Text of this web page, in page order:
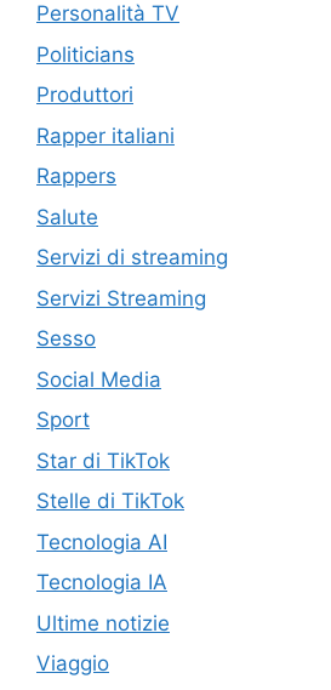
Personalità TV
Politicians
Produttori
Rapper italiani
Rappers
Salute
Servizi di streaming
Servizi Streaming
Sesso
Social Media
Sport
Star di TikTok
Stelle di TikTok
Tecnologia AI
Tecnologia IA
Ultime notizie
Viaggio